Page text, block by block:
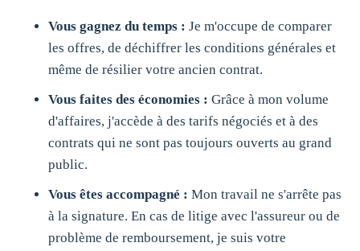
Vous gagnez du temps : Je m'occupe de comparer
les offres, de déchiffrer les conditions générales et
même de résilier votre ancien contrat.
Vous faites des économies : Grâce à mon volume
d'affaires, j'accède à des tarifs négociés et à des
contrats qui ne sont pas toujours ouverts au grand
public.
Vous êtes accompagné : Mon travail ne s'arrête pas
à la signature. En cas de litige avec l'assureur ou de
problème de remboursement, je suis votre